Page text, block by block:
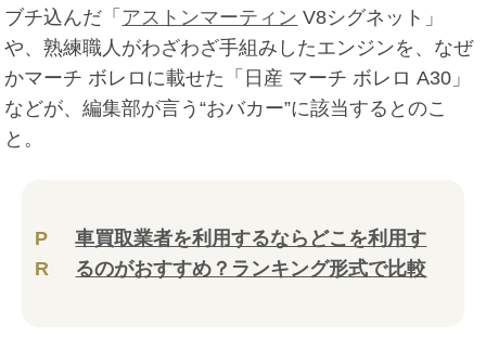
ブチ込んだ「 アストンマーティン V8シグネット」
や、熟練職人がわざわざ手組みしたエンジンを、なぜ
かマーチ ボレロに載せた「日産 マーチ ボレロ A30」
などが、編集部が言う“おバカー”に該当するとのこ
と。
P
R
車買取業者を利用するならどこを利用す
るのがおすすめ？ランキング形式で比較